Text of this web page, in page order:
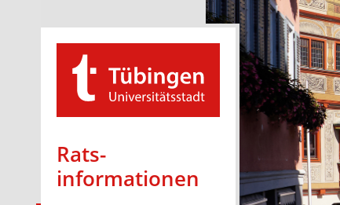
Rats­
informationen